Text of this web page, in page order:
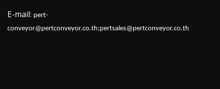
E-mail: pert-
conveyor@pertconveyor.co.th;pertsales@pertconveyor.co.th